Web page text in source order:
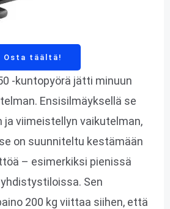
Osta täältä!
-kuntopyörä jätti minuun
Ensisilmäyksellä se
ja viimeistellyn vaikutelman,
on suunniteltu kestämään
– esimerkiksi pienissä
Sen
200 kg viittaa siihen, että